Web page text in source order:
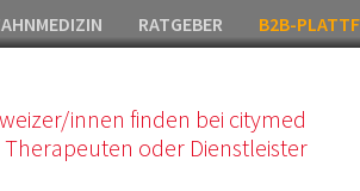
RATGEBER B2B-
innen finden bei citymed
oder Dienstleister